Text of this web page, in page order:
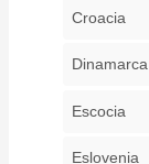
Croacia
Dinamarca
Escocia
Eslovenia